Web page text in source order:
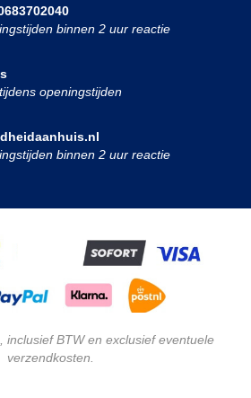
binnen 2 uur reactie
openingstijden
binnen 2 uur reactie
inclusief BTW en exclusief eventuele
verzendkosten.